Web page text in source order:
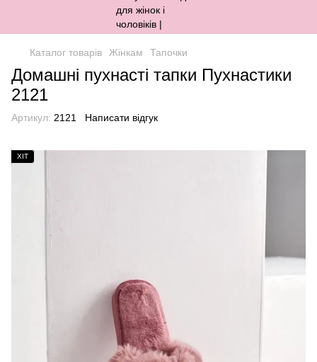
Каталог товарів Жінкам Тапочки
Домашні пухнасті тапки Пухнастики
2121
Артикул: 2121 Написати відгук
ХІТ